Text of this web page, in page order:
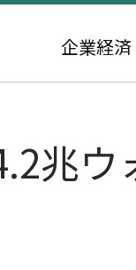
企業経済
兆ウ